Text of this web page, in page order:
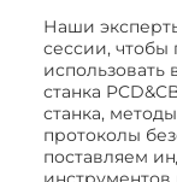
Наши
сессии,
станка
станка,
протоколы
поставляем